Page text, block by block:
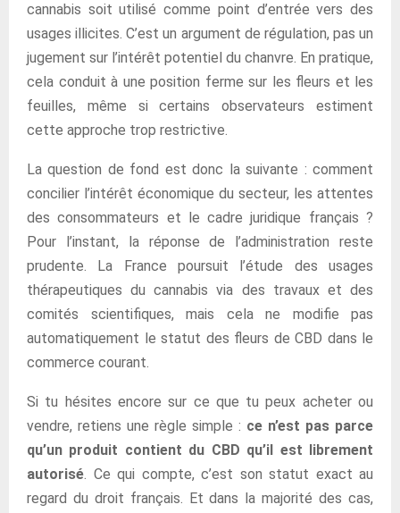
cannabis soit utilisé comme point d’entrée vers des
usages illicites. C’est un argument de régulation, pas un
jugement sur l’intérêt potentiel du chanvre. En pratique,
cela conduit à une position ferme sur les fleurs et les
feuilles, même si certains observateurs estiment
cette approche trop restrictive.
La question de fond est donc la suivante : comment
concilier l’intérêt économique du secteur, les attentes
des consommateurs et le cadre juridique français ?
Pour l’instant, la réponse de l’administration reste
prudente. La France poursuit l’étude des usages
thérapeutiques du cannabis via des travaux et des
comités scientifiques, mais cela ne modifie pas
automatiquement le statut des fleurs de CBD dans le
commerce courant.
Si tu hésites encore sur ce que tu peux acheter ou
vendre, retiens une règle simple : ce n’est pas parce
qu’un produit contient du CBD qu’il est librement
autorisé. Ce qui compte, c’est son statut exact au
regard du droit français. Et dans la majorité des cas,